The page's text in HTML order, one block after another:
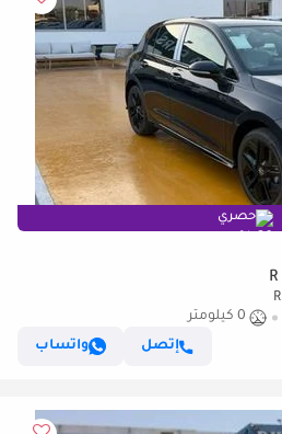
حصري
0 كيلومتر
إتصل
واتساب